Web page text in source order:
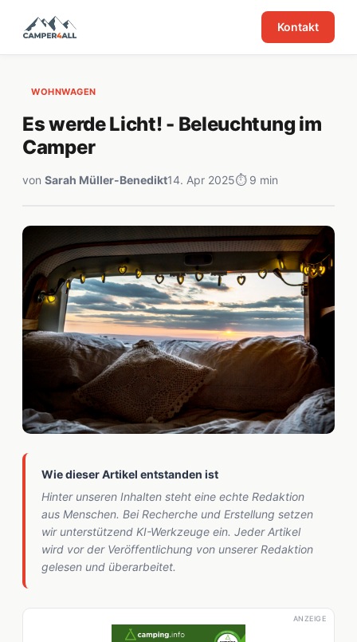
Kontakt
WOHNWAGEN
Es werde Licht! - Beleuchtung im
Camper
von Sarah Müller-Benedikt14. Apr 2025⏱ 9 min
Wie dieser Artikel entstanden ist
Hinter unseren Inhalten steht eine echte Redaktion
aus Menschen. Bei Recherche und Erstellung setzen
wir unterstützend KI-Werkzeuge ein. Jeder Artikel
wird vor der Veröffentlichung von unserer Redaktion
gelesen und überarbeitet.
ANZEIGE